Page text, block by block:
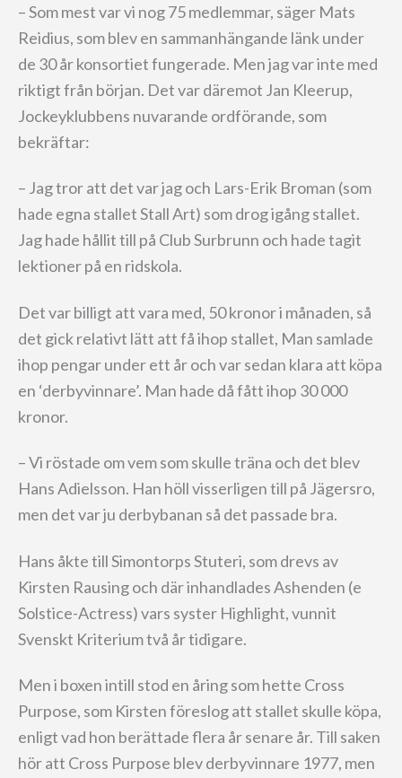
– Som mest var vi nog 75 medlemmar, säger Mats
Reidius, som blev en sammanhängande länk under
de 30 år konsortiet fungerade. Men jag var inte med
riktigt från början. Det var däremot Jan Kleerup,
Jockeyklubbens nuvarande ordförande, som
bekräftar:
– Jag tror att det var jag och Lars-Erik Broman (som
hade egna stallet Stall Art) som drog igång stallet.
Jag hade hållit till på Club Surbrunn och hade tagit
lektioner på en ridskola.
Det var billigt att vara med, 50 kronor i månaden, så
det gick relativt lätt att få ihop stallet, Man samlade
ihop pengar under ett år och var sedan klara att köpa
en ‘derbyvinnare’. Man hade då fått ihop 30 000
kronor.
– Vi röstade om vem som skulle träna och det blev
Hans Adielsson. Han höll visserligen till på Jägersro,
men det var ju derbybanan så det passade bra.
Hans åkte till Simontorps Stuteri, som drevs av
Kirsten Rausing och där inhandlades Ashenden (e
Solstice-Actress) vars syster Highlight, vunnit
Svenskt Kriterium två år tidigare.
Men i boxen intill stod en åring som hette Cross
Purpose, som Kirsten föreslog att stallet skulle köpa,
enligt vad hon berättade flera år senare år. Till saken
hör att Cross Purpose blev derbyvinnare 1977, men